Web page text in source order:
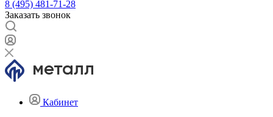
8 (495) 481-71-28
Заказать звонок
Кабинет